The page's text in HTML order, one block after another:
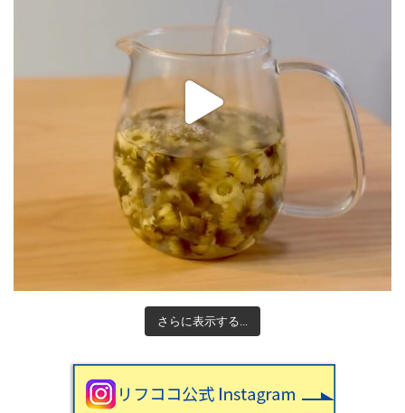
さらに表示する...